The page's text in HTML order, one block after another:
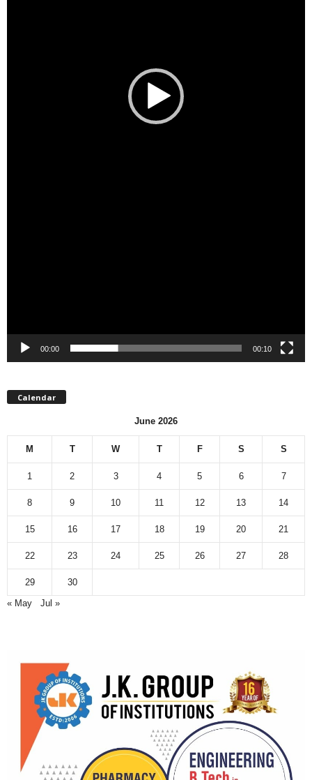
00:00 00:10
Calendar
June 2026
M T W T F S S
1 2 3 4 5 6 7
8 9 10 11 12 13 14
15 16 17 18 19 20 21
22 23 24 25 26 27 28
29
30
« May
Jul »